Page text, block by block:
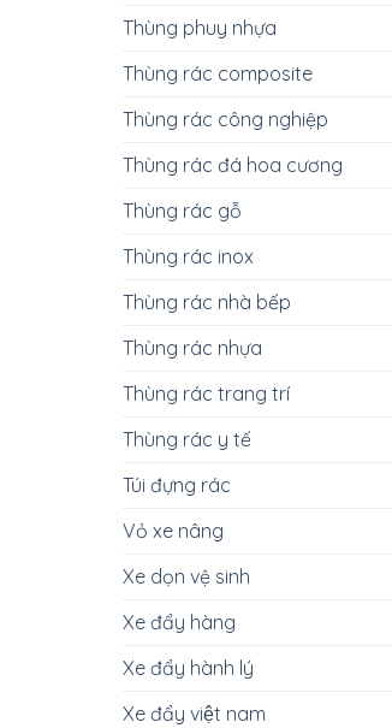
Thùng phuy nhựa
Thùng rác composite
Thùng rác công nghiệp
Thùng rác đá hoa cương
Thùng rác gỗ
Thùng rác inox
Thùng rác nhà bếp
Thùng rác nhựa
Thùng rác trang trí
Thùng rác y tế
Túi đựng rác
Vỏ xe nâng
Xe dọn vệ sinh
Xe đẩy hàng
Xe đẩy hành lý
Xe đẩy việt nam